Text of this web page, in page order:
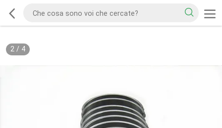
2/ 4